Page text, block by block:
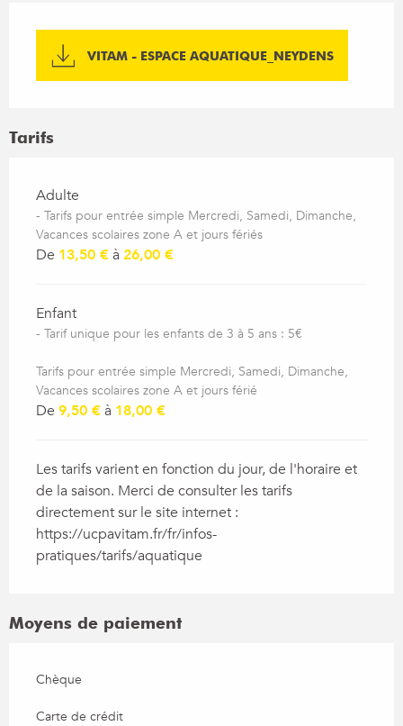
VITAM - ESPACE AQUATIQUE_NEYDENS
Tarifs
Tarifs 2026
Adulte
- Tarifs pour entrée simple Mercredi, Samedi, Dimanche,
Vacances scolaires zone A et jours fériés
De 13,50 €à 26,00 €
Enfant
- Tarif unique pour les enfants de 3 à 5 ans : 5€
Tarifs pour entrée simple Mercredi, Samedi, Dimanche,
Vacances scolaires zone A et jours férié
De 9,50 €à 18,00 €
Les tarifs varient en fonction du jour, de l'horaire et
de la saison. Merci de consulter les tarifs
directement sur le site internet :
https://ucpavitam.fr/fr/infos-
pratiques/tarifs/aquatique
Moyens de paiement
Chèque
Carte de crédit